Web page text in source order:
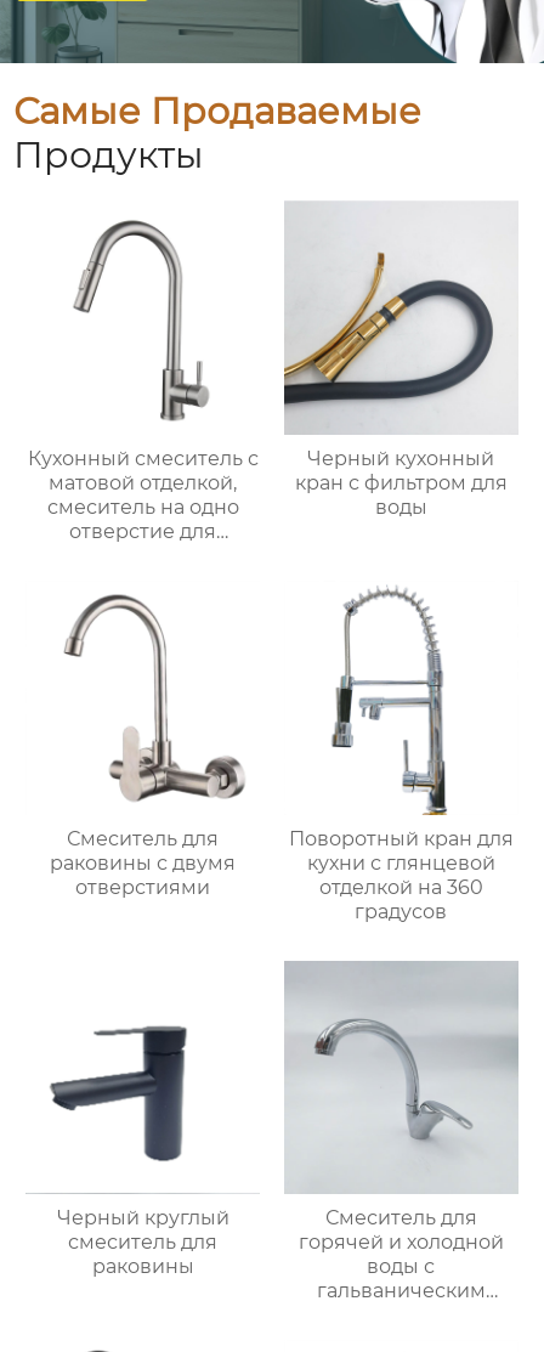
Самые Продаваемые
Продукты
Кухонный смеситель с
матовой отделкой,
смеситель на одно
отверстие для
Черный кухонный
кран с фильтром для
воды
Смеситель для
раковины с двумя
отверстиями
Поворотный кран для
кухни с глянцевой
отделкой на 360
градусов
Черный круглый
смеситель для
раковины
Смеситель для
горячей и холодной
воды с
гальваническим